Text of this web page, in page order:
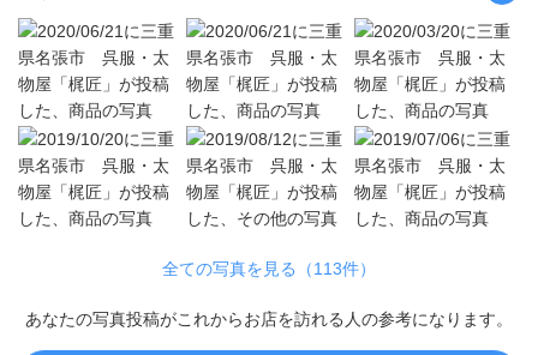
全ての写真を見る（113件）
あなたの写真投稿がこれからお店を訪れる人の参考になります。